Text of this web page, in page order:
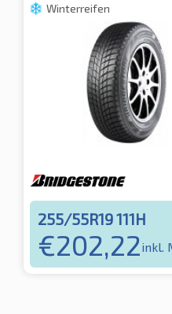
Winterreifen
255/55R19 111H
€202,22inkl.